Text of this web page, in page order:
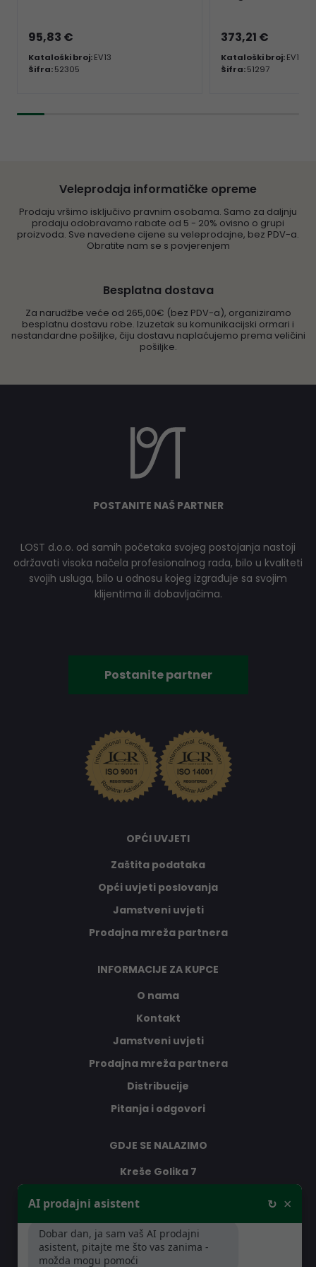
95,83 €
Kataloški broj:EV13
Šifra:52305
373,21 €
Kataloški broj:EV14
Šifra:51297
Veleprodaja informatičke opreme
Prodaju vršimo isključivo pravnim osobama. Samo za daljnju
prodaju odobravamo rabate od 5 - 20% ovisno o grupi
proizvoda. Sve navedene cijene su veleprodajne, bez PDV-a.
Obratite nam se s povjerenjem
Besplatna dostava
Za narudžbe veće od 265,00€ (bez PDV-a), organiziramo
besplatnu dostavu robe. Izuzetak su komunikacijski ormari i
nestandardne pošiljke, čiju dostavu naplaćujemo prema veličini
pošiljke.
POSTANITE NAŠ PARTNER
LOST d.o.o. od samih početaka svojeg postojanja nastoji
održavati visoka načela profesionalnog rada, bilo u kvaliteti
svojih usluga, bilo u odnosu kojeg izgrađuje sa svojim
klijentima ili dobavljačima.
Postanite partner
OPĆI UVJETI
Zaštita podataka
Opći uvjeti poslovanja
Jamstveni uvjeti
Prodajna mreža partnera
INFORMACIJE ZA KUPCE
O nama
Kontakt
Jamstveni uvjeti
Prodajna mreža partnera
Distribucije
Pitanja i odgovori
GDJE SE NALAZIMO
Kreše Golika 7
RADNO VRIJEME
AI prodajni asistent ↻ ×
Dobar dan, ja sam vaš AI prodajni
asistent, pitajte me što vas zanima -
možda mogu pomoći